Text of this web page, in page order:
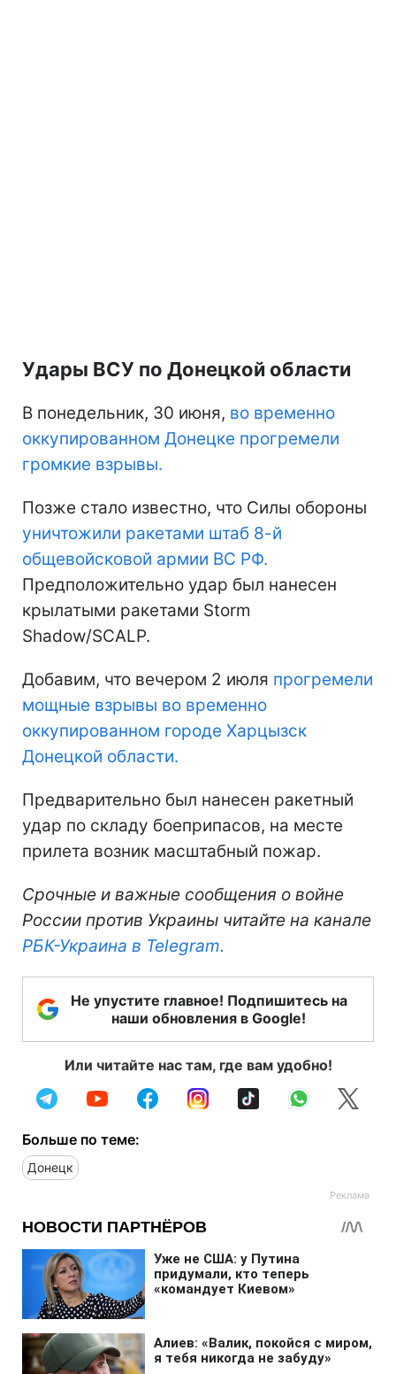
Удары ВСУ по Донецкой области
В понедельник, 30 июня, во временно
оккупированном Донецке прогремели
громкие взрывы.
Позже стало известно, что Силы обороны
уничтожили ракетами штаб 8-й
общевойсковой армии ВС РФ.
Предположительно удар был нанесен
крылатыми ракетами Storm
Shadow/SCALP.
Добавим, что вечером 2 июля прогремели
мощные взрывы во временно
оккупированном городе Харцызск
Донецкой области.
Предварительно был нанесен ракетный
удар по складу боеприпасов, на месте
прилета возник масштабный пожар.
Срочные и важные сообщения о войне
России против Украины читайте на канале
РБК-Украина в Telegram.
Не упустите главное! Подпишитесь на
наши обновления в Google!
Или читайте нас там, где вам удобно!
Больше по теме:
Донецк